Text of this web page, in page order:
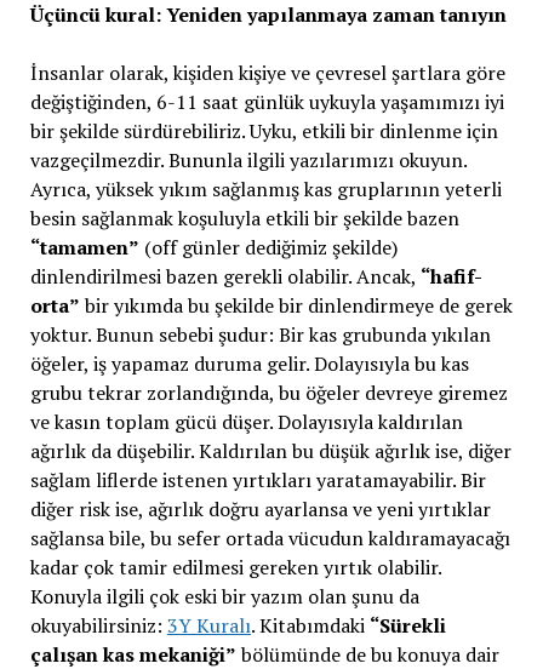
Üçüncü kural: Yeniden yapılanmaya zaman tanıyın
İnsanlar olarak, kişiden kişiye ve çevresel şartlara göre
değiştiğinden, 6-11 saat günlük uykuyla yaşamımızı iyi
bir şekilde sürdürebiliriz. Uyku, etkili bir dinlenme için
vazgeçilmezdir. Bununla ilgili yazılarımızı okuyun.
Ayrıca, yüksek yıkım sağlanmış kas gruplarının yeterli
besin sağlanmak koşuluyla etkili bir şekilde bazen
“tamamen” (off günler dediğimiz şekilde)
dinlendirilmesi bazen gerekli olabilir. Ancak, “hafif-
orta”bir yıkımda bu şekilde bir dinlendirmeye de gerek
yoktur. Bunun sebebi şudur: Bir kas grubunda yıkılan
öğeler, iş yapamaz duruma gelir. Dolayısıyla bu kas
grubu tekrar zorlandığında, bu öğeler devreye giremez
ve kasın toplam gücü düşer. Dolayısıyla kaldırılan
ağırlık da düşebilir. Kaldırılan bu düşük ağırlık ise, diğer
sağlam liflerde istenen yırtıkları yaratamayabilir. Bir
diğer risk ise, ağırlık doğru ayarlansa ve yeni yırtıklar
sağlansa bile, bu sefer ortada vücudun kaldıramayacağı
kadar çok tamir edilmesi gereken yırtık olabilir.
Konuyla ilgili çok eski bir yazım olan şunu da
okuyabilirsiniz: 3Y Kuralı. Kitabımdaki “Sürekli
çalışan kas mekaniği”bölümünde de bu konuya dair